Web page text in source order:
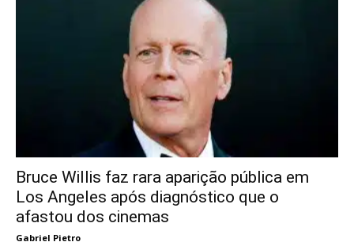
Bruce Willis faz rara aparição pública em
Los Angeles após diagnóstico que o
afastou dos cinemas
Gabriel Pietro